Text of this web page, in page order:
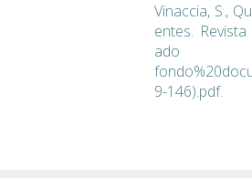
Vinaccia, S.,
entes.
ado de
9-146).pdf.